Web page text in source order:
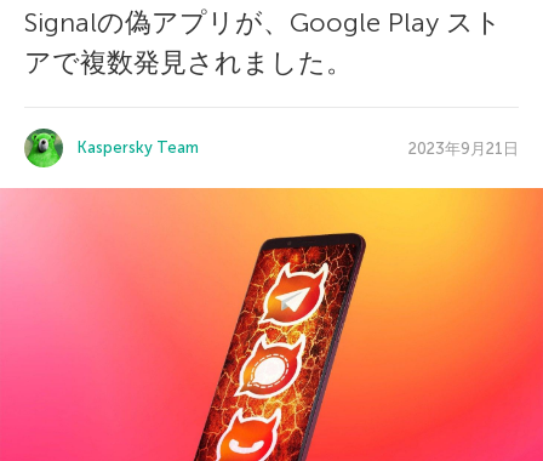
Signalの偽アプリが、Google Play スト
アで複数発見されました。
Kaspersky Team 2023年9月21日